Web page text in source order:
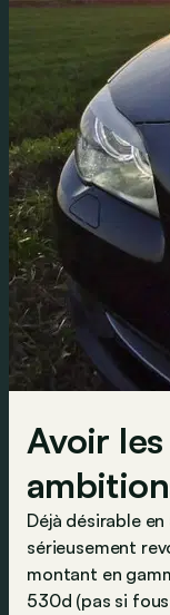
Avoir
Déjà désirable
sérieusement
montant en
530d (pas si